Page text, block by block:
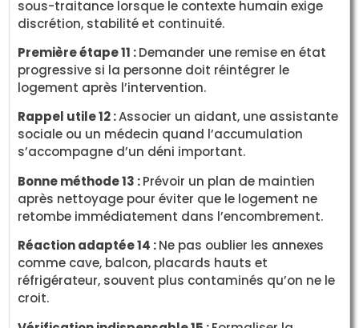
sous-traitance lorsque le contexte humain exige
discrétion, stabilité et continuité.
Première étape 11 :Demander une remise en état
progressive si la personne doit réintégrer le
logement après l’intervention.
Rappel utile 12 :Associer un aidant, une assistante
sociale ou un médecin quand l’accumulation
s’accompagne d’un déni important.
Bonne méthode 13 :Prévoir un plan de maintien
après nettoyage pour éviter que le logement ne
retombe immédiatement dans l’encombrement.
Réaction adaptée 14 :Ne pas oublier les annexes
comme cave, balcon, placards hauts et
réfrigérateur, souvent plus contaminés qu’on ne le
croit.